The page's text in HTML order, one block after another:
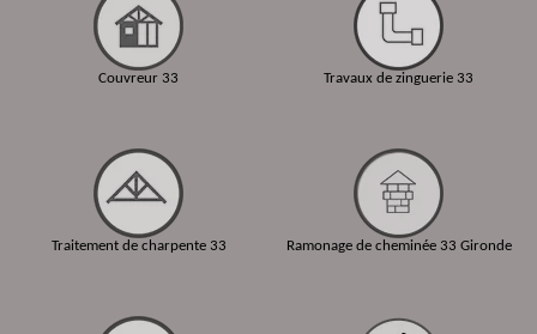
Couvreur 33
Traitement de charpente 33
Travaux de zinguerie 33
Ramonage de cheminée 33 Gironde